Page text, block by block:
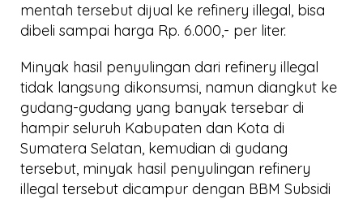
mentah tersebut dijual ke refinery illegal, bisa
dibeli sampai harga Rp. 6.000,- per liter.
Minyak hasil penyulingan dari refinery illegal
tidak langsung dikonsumsi, namun diangkut ke
gudang-gudang yang banyak tersebar di
hampir seluruh Kabupaten dan Kota di
Sumatera Selatan, kemudian di gudang
tersebut, minyak hasil penyulingan refinery
illegal tersebut dicampur dengan BBM Subsidi